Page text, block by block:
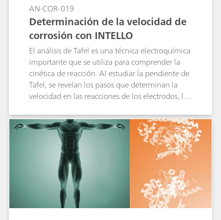
AN-COR-019
Determinación de la velocidad de
corrosión con INTELLO
El análisis de Tafel es una técnica electroquímica
importante que se utiliza para comprender la
cinética de reacción. Al estudiar la pendiente de
Tafel, se revelan los pasos que determinan la
velocidad en las reacciones de los electrodos, lo
investigación de las pilas de combustible. Este
método ayuda a las industrias a optimizar los
procesos y mejorar el rendimiento de los
dispositivos adaptando los materiales y las
condiciones para una mayor eficiencia.